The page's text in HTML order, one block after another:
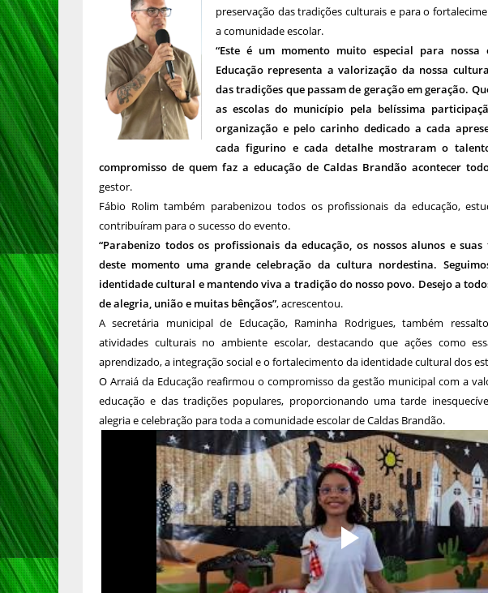
preservação das tradições culturais e para o
a comunidade escolar.
“Este é um momento muito especial para
Educação representa a valorização da nossa
das tradições que passam de geração em geração.
as escolas do município pela belíssima
organização e pelo carinho dedicado a cada
cada figurino e cada detalhe mostraram o
compromisso de quem faz a educação de Caldas Brandão acontecer
gestor.
Fábio Rolim também parabenizou todos os profissionais da educação,
contribuíram para o sucesso do evento.
“Parabenizo todos os profissionais da educação, os nossos alunos e
deste momento uma grande celebração da cultura nordestina.
identidade cultural e mantendo viva a tradição do nosso povo. Desejo a
de alegria, união e muitas bênçãos”, acrescentou.
A secretária municipal de Educação, Raminha Rodrigues, também
atividades culturais no ambiente escolar, destacando que ações como
aprendizado, a integração social e o fortalecimento da identidade cultural dos
O Arraiá da Educação reafirmou o compromisso da gestão municipal com a
educação e das tradições populares, proporcionando uma tarde
alegria e celebração para toda a comunidade escolar de Caldas Brandão.